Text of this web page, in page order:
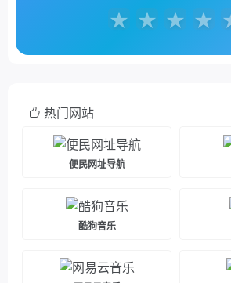
热门网站
便民网址导航
酷狗音乐